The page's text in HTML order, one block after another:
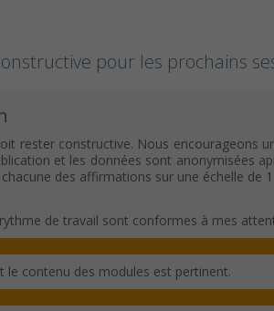
pour les prochains
rester constructive. Nous encourageons
et les données sont anonymisées
des affirmations sur une échelle de
de travail sont conformes à mes
le contenu des modules est pertinent.